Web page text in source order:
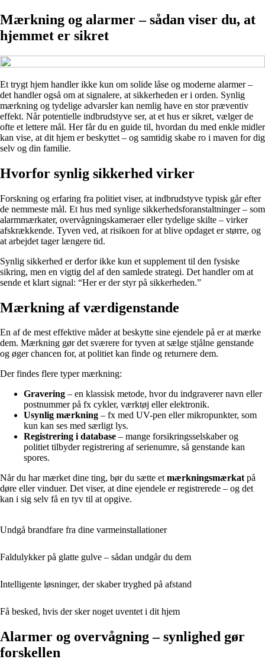
Mærkning og alarmer – sådan viser du, at
hjemmet er sikret
Et trygt hjem handler ikke kun om solide låse og moderne alarmer –
det handler også om at signalere, at sikkerheden er i orden. Synlig
mærkning og tydelige advarsler kan nemlig have en stor præventiv
effekt. Når potentielle indbrudstyve ser, at et hus er sikret, vælger de
ofte et lettere mål. Her får du en guide til, hvordan du med enkle midler
kan vise, at dit hjem er beskyttet – og samtidig skabe ro i maven for dig
selv og din familie.
Hvorfor synlig sikkerhed virker
Forskning og erfaring fra politiet viser, at indbrudstyve typisk går efter
de nemmeste mål. Et hus med synlige sikkerhedsforanstaltninger – som
alarmmærkater, overvågningskameraer eller tydelige skilte – virker
afskrækkende. Tyven ved, at risikoen for at blive opdaget er større, og
at arbejdet tager længere tid.
Synlig sikkerhed er derfor ikke kun et supplement til den fysiske
sikring, men en vigtig del af den samlede strategi. Det handler om at
sende et klart signal: “Her er der styr på sikkerheden.”
Mærkning af værdigenstande
En af de mest effektive måder at beskytte sine ejendele på er at mærke
dem. Mærkning gør det sværere for tyven at sælge stjålne genstande
og øger chancen for, at politiet kan finde og returnere dem.
Der findes flere typer mærkning:
Gravering – en klassisk metode, hvor du indgraverer navn eller
postnummer på fx cykler, værktøj eller elektronik.
Usynlig mærkning – fx med UV-pen eller mikropunkter, som
kun kan ses med særligt lys.
Registrering i database – mange forsikringsselskaber og
politiet tilbyder registrering af serienumre, så genstande kan
spores.
Når du har mærket dine ting, bør du sætte etmærkningsmærkatpå
døre eller vinduer. Det viser, at dine ejendele er registrerede – og det
kan i sig selv få en tyv til at opgive.
Undgå brandfare fra dine varmeinstallationer
Faldulykker på glatte gulve – sådan undgår du dem
Intelligente løsninger, der skaber tryghed på afstand
Få besked, hvis der sker noget uventet i dit hjem
Alarmer og overvågning – synlighed gør
forskellen